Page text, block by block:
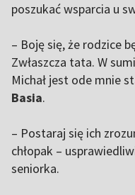
poszukać wsparcia u
– Boję się, że rodzice
Zwłaszcza tata. W
Michał jest ode mnie
Basia.
– Postaraj się ich
chłopak –
seniorka.